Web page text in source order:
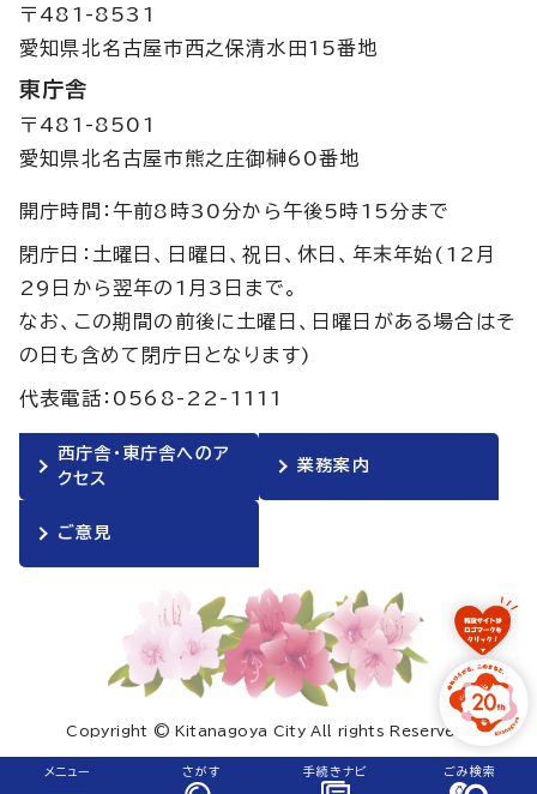
メニュー さがす 手続きナビ ごみ検索
〒481-8531
愛知県北名古屋市西之保清水田15番地
東庁舎
〒481-8501
愛知県北名古屋市熊之庄御榊60番地
開庁時間：午前8時30分から午後5時15分まで
閉庁日：土曜日、日曜日、祝日、休日、年末年始(12月
29日から翌年の1月3日まで。
なお、この期間の前後に土曜日、日曜日がある場合はそ
の日も含めて閉庁日となります)
代表電話：0568-22-1111
西庁舎・東庁舎へのア
クセス
業務案内
ご意見
Copyright © Kitanagoya City All rights Reserved.